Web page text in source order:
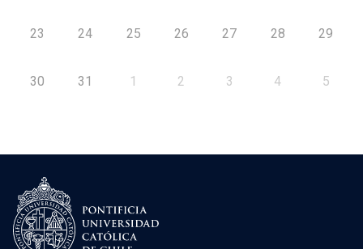
23 24 25 26 27 28 29
30 31 1 2 3 4 5